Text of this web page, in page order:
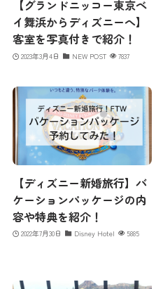
【グランドニッコー東京ベ
イ舞浜からディズニーへ】
客室を写真付きで紹介！
2023年3月4日 NEW POST 7837
【ディズニー新婚旅行】バ
ケーションパッケージの内
容や特典を紹介！
2022年7月30日 Disney Hotel 5885